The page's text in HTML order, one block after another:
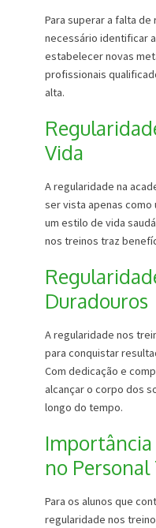
Para superar a falta
necessário identificar
estabelecer novas
profissionais
alta.
Vida
A regularidade na
ser vista apenas como
um estilo de vida
nos treinos traz
Duradouros
A regularidade nos
para conquistar
Com dedicação e
alcançar o corpo dos
longo do tempo.
no
Para os alunos que
regularidade nos